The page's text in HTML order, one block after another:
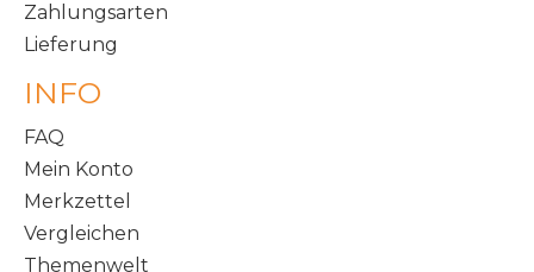
Zahlungsarten
Lieferung
INFO
FAQ
Mein Konto
Merkzettel
Vergleichen
Themenwelt